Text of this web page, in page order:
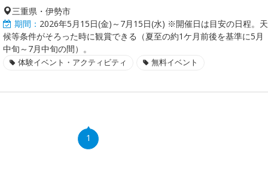
三重県・伊勢市
期間： 2026年5月15日(金)～7月15日(水) ※開催日は目安の日程。天
候等条件がそろった時に観賞できる（夏至の約1ケ月前後を基準に5月
中旬～7月中旬の間）。
体験イベント・アクティビティ 無料イベント
1